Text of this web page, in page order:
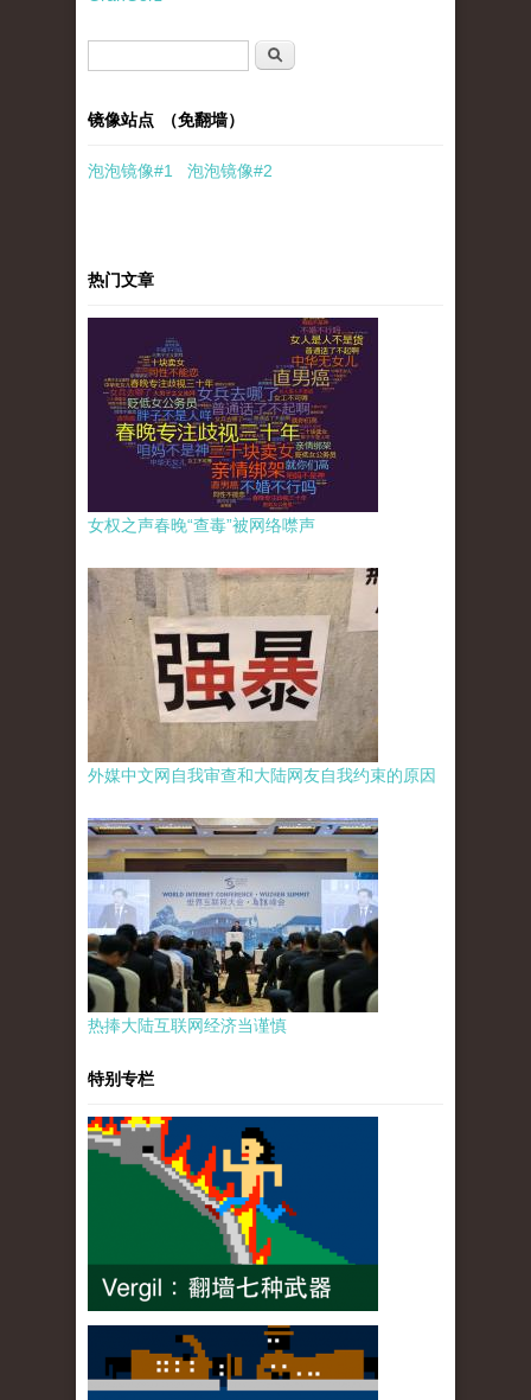
搜索
镜像站点 （免翻墙）
泡泡镜像#1 泡泡镜像#2
热门文章
女权之声春晚“查毒”被网络噤声
外媒中文网自我审查和大陆网友自我约束的原因
热捧大陆互联网经济当谨慎
特别专栏